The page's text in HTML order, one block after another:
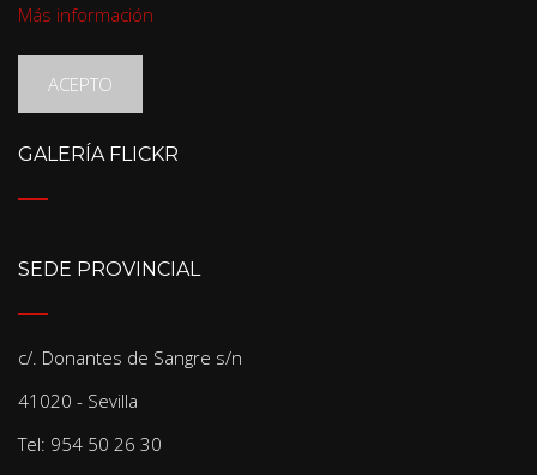
Más información
ACEPTO
GALERÍA FLICKR
SEDE PROVINCIAL
c/. Donantes de Sangre s/n
41020 - Sevilla
Tel: 954 50 26 30